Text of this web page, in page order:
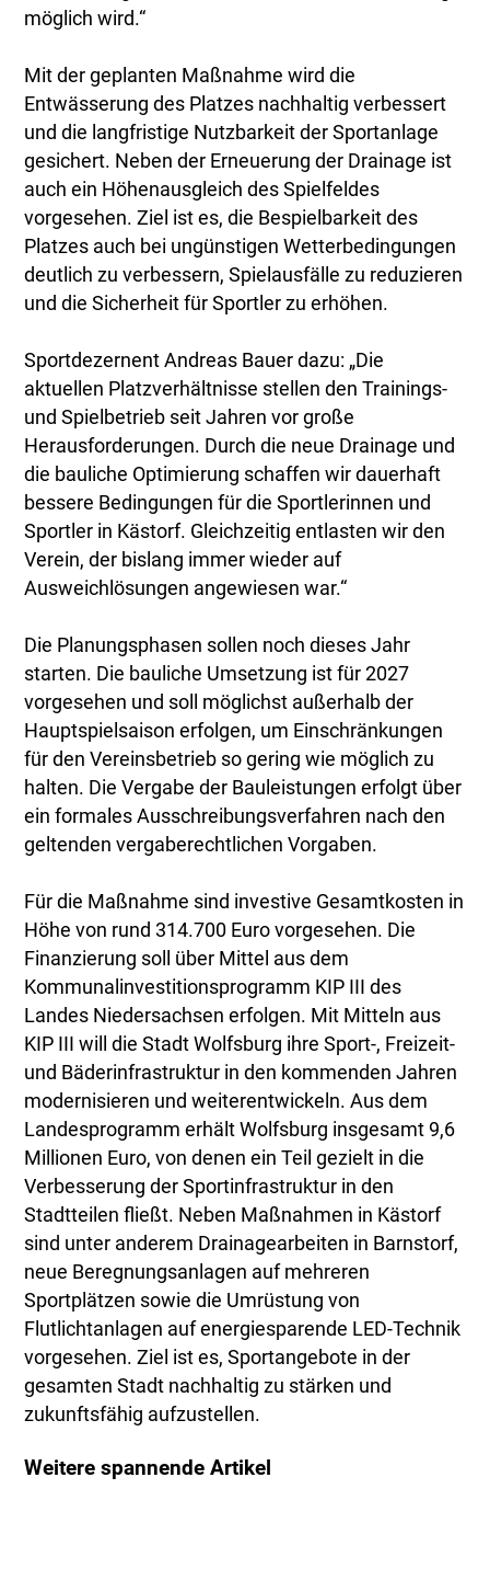
möglich wird.“
Mit der geplanten Maßnahme wird die
Entwässerung des Platzes nachhaltig verbessert
und die langfristige Nutzbarkeit der Sportanlage
gesichert. Neben der Erneuerung der Drainage ist
auch ein Höhenausgleich des Spielfeldes
vorgesehen. Ziel ist es, die Bespielbarkeit des
Platzes auch bei ungünstigen Wetterbedingungen
deutlich zu verbessern, Spielausfälle zu reduzieren
und die Sicherheit für Sportler zu erhöhen.
Sportdezernent Andreas Bauer dazu: „Die
aktuellen Platzverhältnisse stellen den Trainings-
und Spielbetrieb seit Jahren vor große
Herausforderungen. Durch die neue Drainage und
die bauliche Optimierung schaffen wir dauerhaft
bessere Bedingungen für die Sportlerinnen und
Sportler in Kästorf. Gleichzeitig entlasten wir den
Verein, der bislang immer wieder auf
Ausweichlösungen angewiesen war.“
Die Planungsphasen sollen noch dieses Jahr
starten. Die bauliche Umsetzung ist für 2027
vorgesehen und soll möglichst außerhalb der
Hauptspielsaison erfolgen, um Einschränkungen
für den Vereinsbetrieb so gering wie möglich zu
halten. Die Vergabe der Bauleistungen erfolgt über
ein formales Ausschreibungsverfahren nach den
geltenden vergaberechtlichen Vorgaben.
Für die Maßnahme sind investive Gesamtkosten in
Höhe von rund 314.700 Euro vorgesehen. Die
Finanzierung soll über Mittel aus dem
Kommunalinvestitionsprogramm KIP III des
Landes Niedersachsen erfolgen. Mit Mitteln aus
KIP III will die Stadt Wolfsburg ihre Sport-, Freizeit-
und Bäderinfrastruktur in den kommenden Jahren
modernisieren und weiterentwickeln. Aus dem
Landesprogramm erhält Wolfsburg insgesamt 9,6
Millionen Euro, von denen ein Teil gezielt in die
Verbesserung der Sportinfrastruktur in den
Stadtteilen fließt. Neben Maßnahmen in Kästorf
sind unter anderem Drainagearbeiten in Barnstorf,
neue Beregnungsanlagen auf mehreren
Sportplätzen sowie die Umrüstung von
Flutlichtanlagen auf energiesparende LED-Technik
vorgesehen. Ziel ist es, Sportangebote in der
gesamten Stadt nachhaltig zu stärken und
zukunftsfähig aufzustellen.
Weitere spannende Artikel